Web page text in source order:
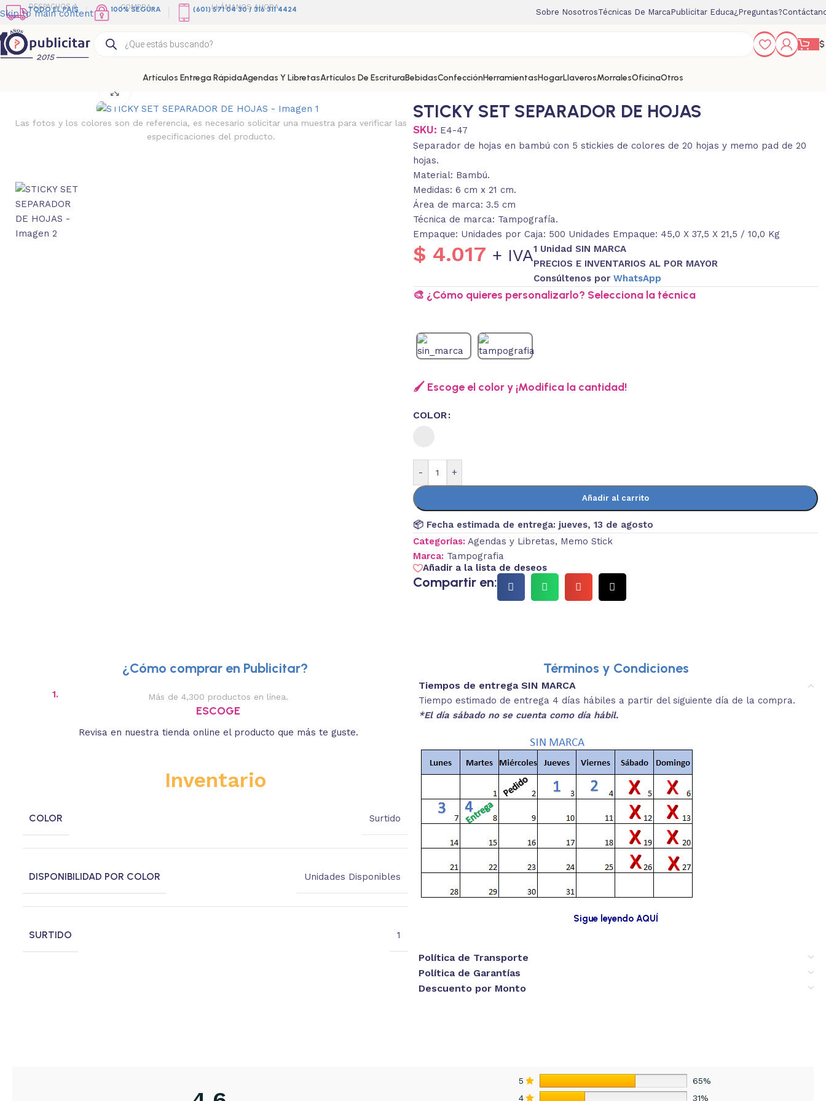
Skip to main content
DESPACHOS A
TODO EL PAÍS COMPRA
100% SEGURA LLÁMANOS AHORA
(601) 571 04 30 / 316 311 4424 Sobre NosotrosTécnicas De MarcaPublicitar Educa¿Preguntas?
$
Artículos Entrega RápidaAgendas Y LibretasArtículos De EscrituraBebidasConfecciónHerramientasHogarLlaverosMorralesOficinaOtros
Las fotos y los colores son de referencia, es necesario solicitar una muestra para verificar las
especificaciones del producto.
STICKY SET SEPARADOR DE HOJAS
SKU: E4-47
Separador de hojas en bambú con 5 stickies de colores de 20 hojas y memo pad de 20
hojas.
Material: Bambú.
Medidas: 6 cm x 21 cm.
Área de marca: 3.5 cm
Técnica de marca: Tampografía.
Empaque: Unidades por Caja: 500 Unidades Empaque: 45,0 X 37,5 X 21,5 / 10,0 Kg
$ 4.017 + IVA1 Unidad SIN MARCA
PRECIOS E INVENTARIOS AL POR MAYOR
Consúltenos por WhatsApp
🎨 ¿Cómo quieres personalizarlo? Selecciona la técnica
🖌️ Escoge el color y ¡Modifica la cantidad!
COLOR
- +
Añadir al carrito
📦 Fecha estimada de entrega: jueves, 13 de agosto
Categorías: Agendas y Libretas, Memo Stick
Marca: Tampografia
Añadir a la lista de deseos
Compartir en:
¿Cómo comprar en Publicitar?
1. Más de 4,300 productos en línea.
ESCOGE
Revisa en nuestra tienda online el producto que más te guste.
Inventario
COLOR Surtido
DISPONIBILIDAD POR COLOR Unidades Disponibles
SURTIDO 1
Términos y Condiciones
Tiempos de entrega SIN MARCA
Tiempo estimado de entrega 4 días hábiles a partir del siguiente día de la compra.
*El día sábado no se cuenta como día hábil.
Sigue leyendo AQUÍ
Política de Transporte
Política de Garantías
Descuento por Monto
5
65%
4
31%